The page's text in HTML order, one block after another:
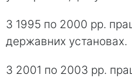
З 1995 по 2000 рр.
державних установах.
З 2001 по 2003 рр.